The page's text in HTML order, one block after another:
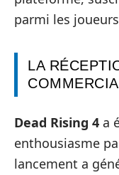
parmi les
LA
Dead Rising 4 a
enthousiasme
lancement a